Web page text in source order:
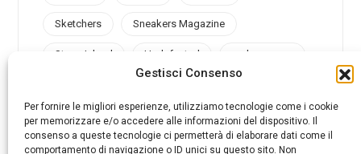
Gestisci Consenso
Per fornire le migliori esperienze, utilizziamo tecnologie come i cookie
per memorizzare e/o accedere alle informazioni del dispositivo. Il
consenso a queste tecnologie ci permetterà di elaborare dati come il
comportamento di navigazione o ID unici su questo sito. Non
Sketchers Sneakers Magazine
Stone Island Undefeated under armour